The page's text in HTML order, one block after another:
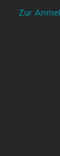
Zur